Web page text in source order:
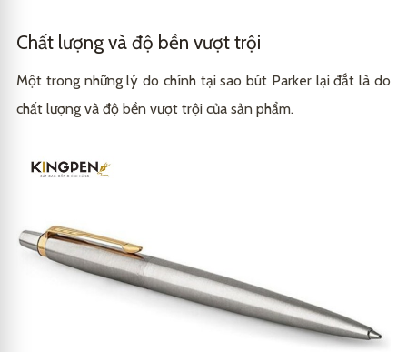
Chất lượng và độ bền vượt trội
Một trong những lý do chính tại sao bút Parker lại đắt là do
chất lượng và độ bền vượt trội của sản phẩm.